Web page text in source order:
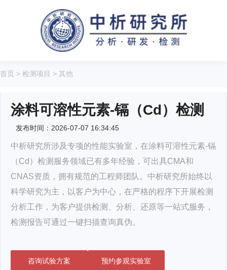
首页 > 检测项目 > 其他
涂料可溶性元素-镉（Cd）检测
发布时间：2026-07-07 16:34:45
中析研究所涉及专项的性能实验室，在涂料可溶性元素-镉
（Cd）检测服务领域已有多年经验，可出具CMA和
CNAS资质，拥有规范的工程师团队。中析研究所始终以
科学研究为主，以客户为中心，在严格的程序下开展检测
分析工作，为客户提供检测、分析、还原等一站式服务，
检测报告可通过一键扫描查询真伪。
咨询试验方案 预约参观实验室